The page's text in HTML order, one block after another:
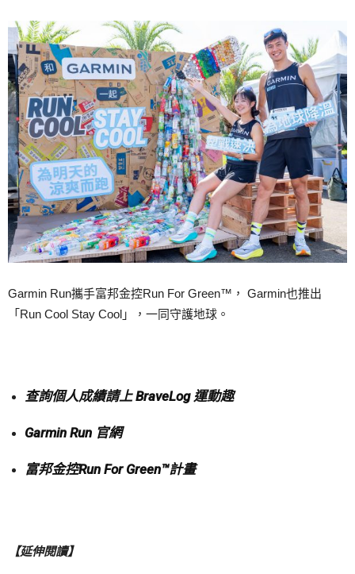
Garmin Run攜手富邦金控Run For Green™， Garmin也推出
「Run Cool Stay Cool」，一同守護地球。
查詢個人成績請上 BraveLog 運動趣
Garmin Run 官網
富邦金控Run For Green™計畫
【延伸閱讀】